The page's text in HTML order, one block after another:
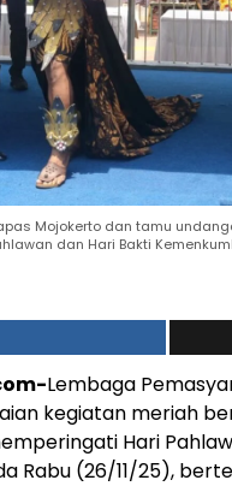
Mojokerto dan tamu
dan Hari Bakti
Lembaga
kegiatan meriah
Hari
Rabu (26/11/25),